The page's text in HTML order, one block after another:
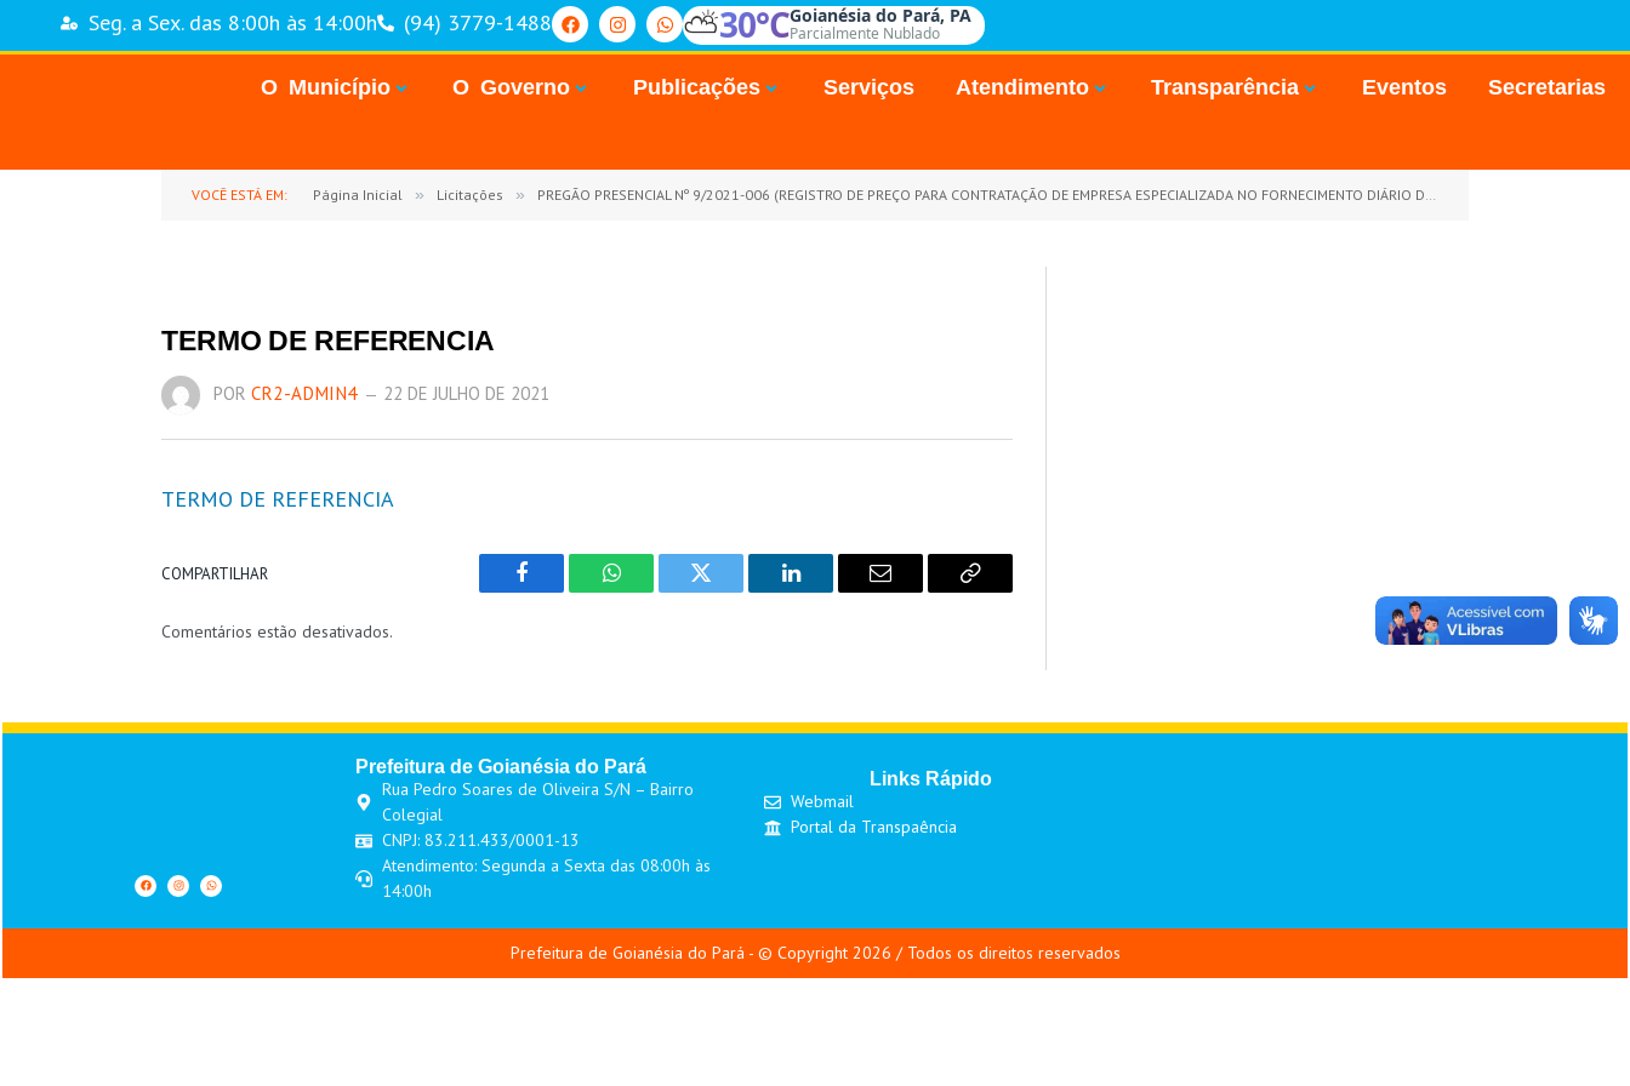
Seg. a Sex. das 8:00h às 14:00h (94) 3779-1488 ⛅30°CGoianésia do Pará, PA
Parcialmente Nublado
O Município O Governo Publicações Serviços Atendimento Transparência Eventos Secretarias
VOCÊ ESTÁ EM: Página Inicial » Licitações » PREGÃO PRESENCIAL Nº 9/2021-006 (REGISTRO DE PREÇO PARA CONTRATAÇÃO DE EMPRESA ESPECIALIZADA NO FORNECIMENTO DIÁRIO DE REFEIÇÕES PRONTAS DO TIPO SELF-SERVICE, MARMITEX E COFFE BREAK)
TERMO DE REFERENCIA
POR CR2-ADMIN4 22 DE JULHO DE 2021
TERMO DE REFERENCIA
COMPARTILHAR
Facebook WhatsAppTwitter LinkedIn Email
Copy
Comentários estão desativados.
Prefeitura de Goianésia do Pará
Rua Pedro Soares de Oliveira S/N – Bairro
Colegial
CNPJ: 83.211.433/0001-13
Atendimento: Segunda a Sexta das 08:00h às
14:00h
Links Rápido
Webmail
Portal da Transpaência
Prefeitura de Goianésia do Pará - © Copyright 2026 / Todos os direitos reservados